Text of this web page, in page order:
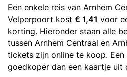
Een enkele reis van Arnhem
Velperpoort kost € 1,41 voor
korting. Hieronder staan alle
tussen Arnhem Centraal en
tickets zijn online te koop. Een
goedkoper dan een kaartje uit